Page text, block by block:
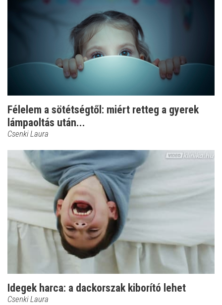
Félelem a sötétségtől: miért retteg a gyerek
lámpaoltás után...
Csenki Laura
Idegek harca: a dackorszak kiborító lehet
Csenki Laura